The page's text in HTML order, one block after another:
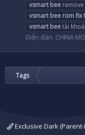
vsmart bee
vsmart bee romfix
vsmart beetài
Diễn đàn: CHINA
Tags
Exclusive Dark (Parent-